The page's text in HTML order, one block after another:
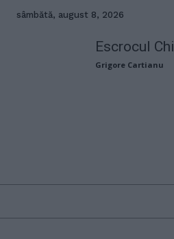
sâmbătă, august 8, 2026
Escrocul
Grigore Cartianu